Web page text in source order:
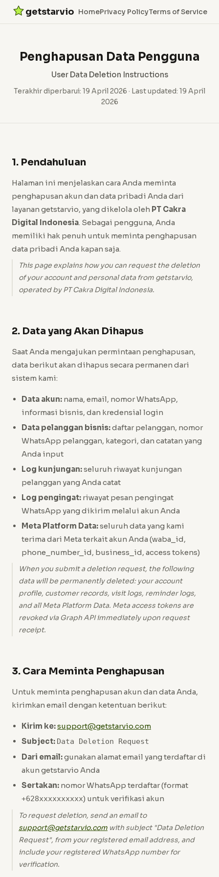
getstarvio HomePrivacy PolicyTerms of Service
Penghapusan Data Pengguna
User Data Deletion Instructions
Terakhir diperbarui: 19 April 2026 · Last updated: 19 April
2026
1. Pendahuluan
Halaman ini menjelaskan cara Anda meminta
penghapusan akun dan data pribadi Anda dari
layanan getstarvio, yang dikelola oleh PT Cakra
Digital Indonesia. Sebagai pengguna, Anda
memiliki hak penuh untuk meminta penghapusan
data pribadi Anda kapan saja.
This page explains how you can request the deletion
of your account and personal data from getstarvio,
operated by PT Cakra Digital Indonesia.
2. Data yang Akan Dihapus
Saat Anda mengajukan permintaan penghapusan,
data berikut akan dihapus secara permanen dari
sistem kami:
Data akun: nama, email, nomor WhatsApp,
informasi bisnis, dan kredensial login
Data pelanggan bisnis:daftar pelanggan, nomor
WhatsApp pelanggan, kategori, dan catatan yang
Anda input
Log kunjungan:seluruh riwayat kunjungan
pelanggan yang Anda catat
Log pengingat: riwayat pesan pengingat
WhatsApp yang dikirim melalui akun Anda
Meta Platform Data:seluruh data yang kami
terima dari Meta terkait akun Anda (waba_id,
phone_number_id, business_id, access tokens)
When you submit a deletion request, the following
data will be permanently deleted: your account
profile, customer records, visit logs, reminder logs,
and all Meta Platform Data. Meta access tokens are
revoked via Graph API immediately upon request
receipt.
3. Cara Meminta Penghapusan
Untuk meminta penghapusan akun dan data Anda,
kirimkan email dengan ketentuan berikut:
Kirim ke:support@getstarvio.com
Subject: Data Deletion Request
Dari email:gunakan alamat email yang terdaftar di
akun getstarvio Anda
Sertakan: nomor WhatsApp terdaftar (format
+628xxxxxxxxxx) untuk verifikasi akun
To request deletion, send an email to
support@getstarvio.com with subject "Data Deletion
Request", from your registered email address, and
include your registered WhatsApp number for
verification.